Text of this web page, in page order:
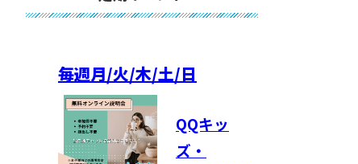
毎週月/火/木/土/日
QQキッ
ズ・